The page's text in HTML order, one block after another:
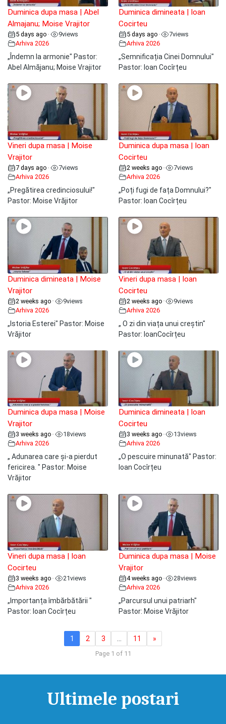
Duminica dupa masa | Abel
Almajanu; Moise Vrajitor
5 days ago • 9views
Arhiva 2026
„Îndemn la armonie" Pastor:
Abel Almăjanu; Moise Vrajitor
Duminica dimineata | Ioan
Cocirteu
5 days ago • 7views
Arhiva 2026
„Semnificația Cinei Domnului"
Pastor: Ioan Cocîrțeu
Vineri dupa masa | Moise
Vrajitor
7 days ago • 7views
Arhiva 2026
„Pregătirea credinciosului!"
Pastor: Moise Vrăjitor
Duminica dupa masa | Ioan
Cocirteu
2 weeks ago • 7views
Arhiva 2026
„Poți fugi de fața Domnului?"
Pastor: Ioan Cocîrțeu
Duminica dimineata | Moise
Vrajitor
2 weeks ago • 9views
Arhiva 2026
„Istoria Esterei" Pastor: Moise
Vrăjitor
Vineri dupa masa | Ioan
Cocirteu
2 weeks ago • 9views
Arhiva 2026
„ O zi din viața unui creștin"
Pastor: IoanCocîrțeu
Duminica dupa masa | Moise
Vrajitor
3 weeks ago • 18views
Arhiva 2026
„ Adunarea care și-a pierdut
fericirea. " Pastor: Moise
Vrăjitor
Duminica dimineata | Ioan
Cocirteu
3 weeks ago • 13views
Arhiva 2026
„O pescuire minunată" Pastor:
Ioan Cocîrțeu
Vineri dupa masa | Ioan
Cocirteu
3 weeks ago • 21views
Arhiva 2026
„Importanța îmbărbătării "
Pastor: Ioan Cocîrțeu
Duminica dupa masa | Moise
Vrajitor
4 weeks ago • 28views
Arhiva 2026
„Parcursul unui patriarh"
Pastor: Moise Vrăjitor
1 2 3 11 »
Page 1 of 11
Ultimele postari